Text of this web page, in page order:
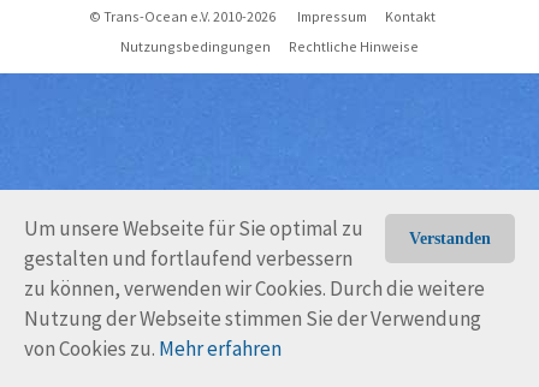
Verstanden
Um unsere Webseite für Sie optimal zu
gestalten und fortlaufend verbessern
zu können, verwenden wir Cookies. Durch die weitere
Nutzung der Webseite stimmen Sie der Verwendung
von Cookies zu. Mehr erfahren
© Trans-Ocean e.V. 2010-2026 Impressum
Kontakt
Nutzungsbedingungen
Rechtliche Hinweise